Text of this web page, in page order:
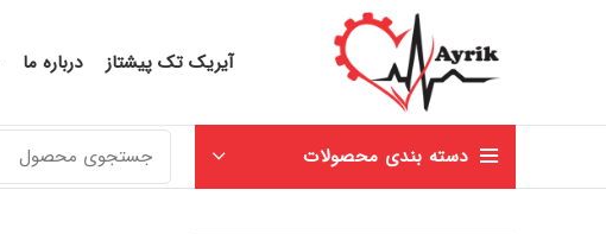
آیریک تک پیشتاز درباره ما
دسته بندی محصولات